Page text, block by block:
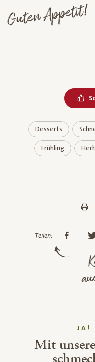
Guten Appetit!
Desserts
Frühling
Teilen:
JA!
Mit